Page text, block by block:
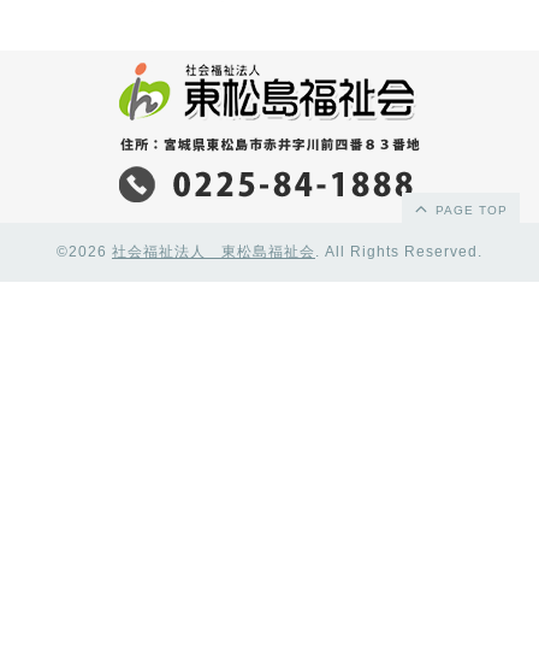
PAGE TOP
©2026 社会福祉法人 東松島福祉会. All Rights Reserved.